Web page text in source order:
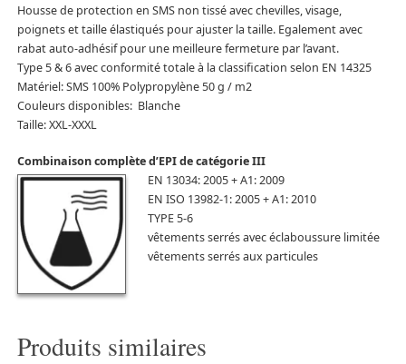
Housse de protection en SMS non tissé avec chevilles, visage,
poignets et taille élastiqués pour ajuster la taille. Egalement avec
rabat auto-adhésif pour une meilleure fermeture par l’avant.
Type 5 & 6 avec conformité totale à la classification selon EN 14325
Matériel: SMS 100% Polypropylène 50 g / m2
Couleurs disponibles: Blanche
Taille: XXL-XXXL
Combinaison complète d’EPI de catégorie III
EN 13034: 2005 + A1: 2009
EN ISO 13982-1: 2005 + A1: 2010
TYPE 5-6
vêtements serrés avec éclaboussure limitée
vêtements serrés aux particules
Produits similaires